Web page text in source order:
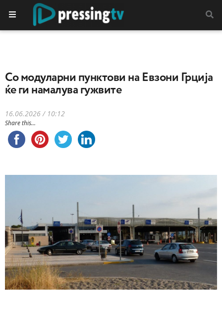
Со модуларни пунктови на Евзони Грција
ќе ги намалува гужвите
16.06.2026 / 10:12
Share this...